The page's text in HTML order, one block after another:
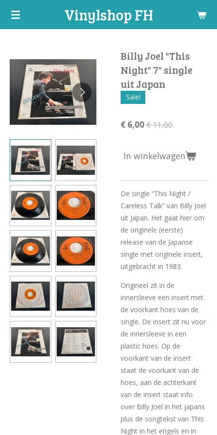
Ga
hoofdinhoud
Vinylshop FH
Billy Joel "This
Night" 7" single
uit Japan
Sale!
€ 6,00€ 11,00
In winkelwagen
De single “This Night /
Careless Talk” van Billy Joel
uit Japan. Het gaat hier om
de originele (eerste)
release van de Japanse
single met originele insert,
uitgebracht in 1983.
Origineel zit in de
innersleeve een insert met
de voorkant hoes van de
single. De insert zit nu voor
de innersleeve in een
plastic hoes. Op de
voorkant van de insert
staat de voorkant van de
hoes, aan de achterkant
van de insert staat info
over Billy Joel in het japans
plus de songtekst van This
Night in het engels en in